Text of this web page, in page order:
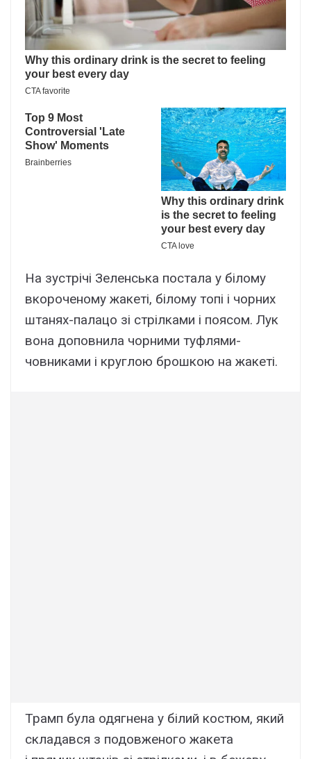
На зустрічі Зеленська постала у білому
вкороченому жакеті, білому топі і чорних
штанях-палацо зі стрілками і поясом. Лук
вона доповнила чорними туфлями-
човниками і круглою брошкою на жакеті.
Трамп була одягнена у білий костюм, який
складався з подовженого жакета